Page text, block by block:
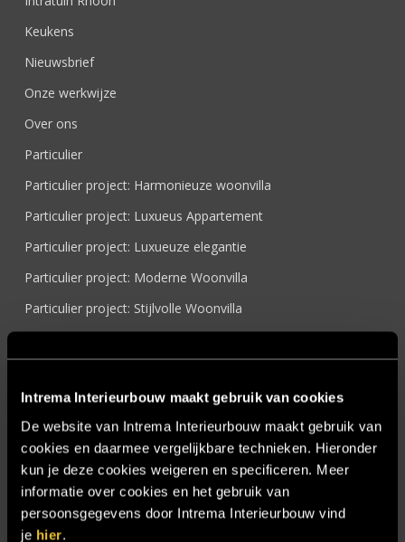
Intrema Interieurbouw maakt gebruik van cookies
De website van Intrema Interieurbouw maakt gebruik van
cookies en daarmee vergelijkbare technieken. Hieronder
kun je deze cookies weigeren en specificeren. Meer
informatie over cookies en het gebruik van
persoonsgegevens door Intrema Interieurbouw vind
je hier.
Keukens
Nieuwsbrief
Onze werkwijze
Over ons
Particulier
Particulier project: Harmonieuze woonvilla
Particulier project: Luxueus Appartement
Particulier project: Luxueuze elegantie
Particulier project: Moderne Woonvilla
Particulier project: Stijlvolle Woonvilla
Referenties
Samenwerken
Sensire
Showroom
SIDN